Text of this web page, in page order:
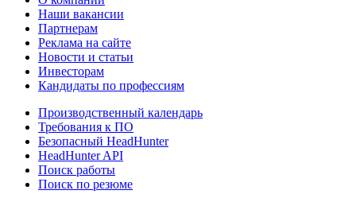
Наши вакансии
Партнерам
Реклама на сайте
Новости и статьи
Инвесторам
Кандидаты по профессиям
Производственный календарь
Требования к ПО
Безопасный HeadHunter
HeadHunter API
Поиск работы
Поиск по резюме